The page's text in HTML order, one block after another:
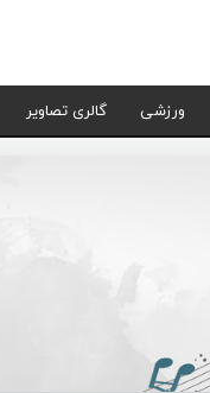
ورزشی گالری تصاویر